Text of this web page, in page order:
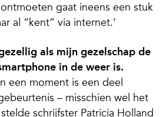
gaat ineens een stuk
al “kent” via internet.’
als mijn gezelschap de
in de weer is.
een moment is een deel
– misschien wel het
schrijfster Patricia Holland